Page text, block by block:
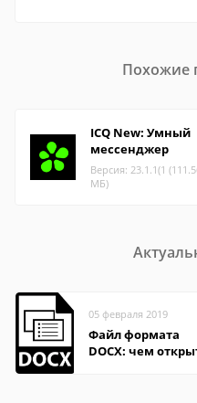
Похожие
ICQ New: Умный
мессенджер
Версия: 23.1.1(1
МБ)
05 февраля 2019
Файл формата
DOCX: чем